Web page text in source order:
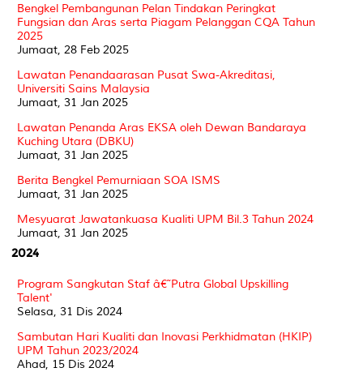
Bengkel Pembangunan Pelan Tindakan Peringkat
Fungsian dan Aras serta Piagam Pelanggan CQA Tahun
2025
Jumaat, 28 Feb 2025
Lawatan Penandaarasan Pusat Swa-Akreditasi,
Universiti Sains Malaysia
Jumaat, 31 Jan 2025
Lawatan Penanda Aras EKSA oleh Dewan Bandaraya
Kuching Utara (DBKU)
Jumaat, 31 Jan 2025
Berita Bengkel Pemurniaan SOA ISMS
Jumaat, 31 Jan 2025
Mesyuarat Jawatankuasa Kualiti UPM Bil.3 Tahun 2024
Jumaat, 31 Jan 2025
2024
Program Sangkutan Staf â€˜Putra Global Upskilling
Talent'
Selasa, 31 Dis 2024
Sambutan Hari Kualiti dan Inovasi Perkhidmatan (HKIP)
UPM Tahun 2023/2024
Ahad, 15 Dis 2024